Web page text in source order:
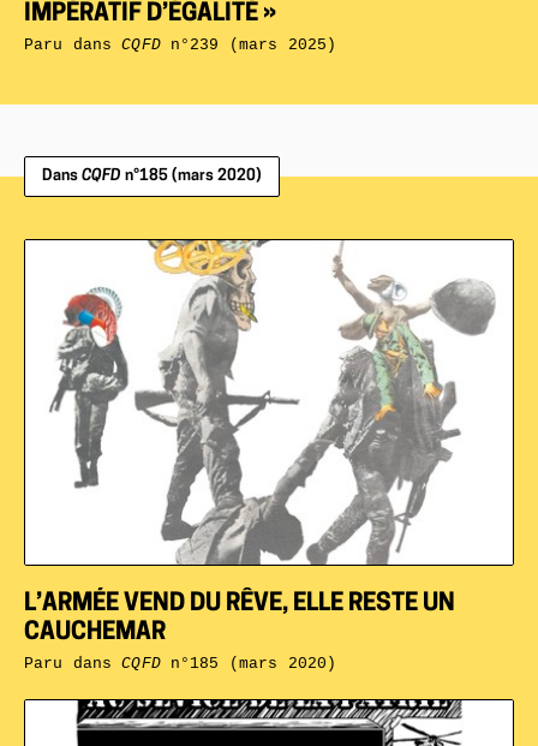
IMPÉRATIF D’ÉGALITÉ »
Paru dansCQFDn°239 (mars 2025)
Dans CQFD n°185 (mars 2020)
L’ARMÉE VEND DU RÊVE, ELLE RESTE UN
CAUCHEMAR
Paru dansCQFDn°185 (mars 2020)